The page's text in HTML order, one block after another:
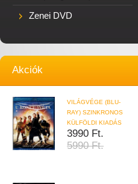
Zenei DVD
Akciók
VILÁGVÉGE (BLU-
RAY) SZINKRONOS
KÜLFÖLDI KIADÁS
3990 Ft.
5990 Ft.